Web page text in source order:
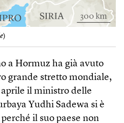
)
a Hormuz ha già avuto
grande stretto mondiale,
il ministro delle
Yudhi Sadewa si è
il suo paese non